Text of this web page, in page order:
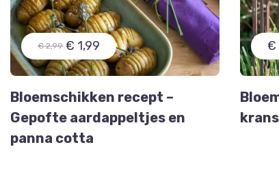
€ 2,99 € 1,99
Bloemschikken recept –
Gepofte aardappeltjes en
panna cotta
€